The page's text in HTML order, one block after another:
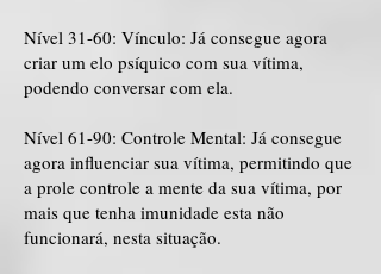
Nível 31-60: Vínculo: Já consegue agora
criar um elo psíquico com sua vítima,
podendo conversar com ela.
Nível 61-90: Controle Mental: Já consegue
agora influenciar sua vítima, permitindo que
a prole controle a mente da sua vítima, por
mais que tenha imunidade esta não
funcionará, nesta situação.